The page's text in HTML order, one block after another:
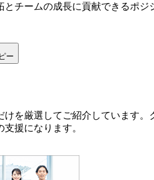
とチームの成長に貢献できるポジ
ー
けを厳選してご紹介しています。
援になります。